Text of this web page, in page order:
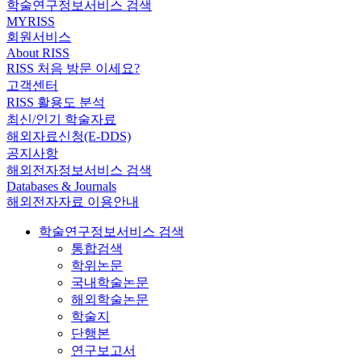
학술연구정보서비스 검색
MYRISS
회원서비스
About RISS
RISS 처음 방문 이세요?
고객센터
RISS 활용도 분석
최신/인기 학술자료
해외자료신청(E-DDS)
공지사항
해외전자정보서비스 검색
Databases & Journals
해외전자자료 이용안내
학술연구정보서비스 검색
통합검색
학위논문
국내학술논문
해외학술논문
학술지
단행본
연구보고서